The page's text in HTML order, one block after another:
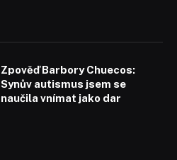
Zpověď Barbory Chuecos:
Synův autismus jsem se
naučila vnímat jako dar